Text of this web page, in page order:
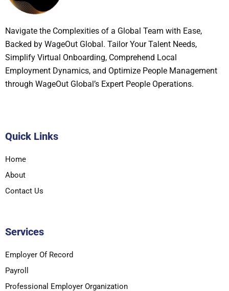
Navigate the Complexities of a Global Team with Ease,
Backed by WageOut Global. Tailor Your Talent Needs,
Simplify Virtual Onboarding, Comprehend Local
Employment Dynamics, and Optimize People Management
through WageOut Global’s Expert People Operations.
Quick Links
Home
About
Contact Us
Services
Employer Of Record
Payroll
Professional Employer Organization